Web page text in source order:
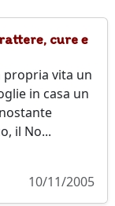
cure e
propria vita un
in casa un
il No...
10/11/2005